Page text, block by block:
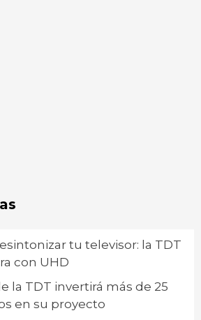
tu televisor: la TDT
con UHD
la TDT invertirá más de 25
en su proyecto